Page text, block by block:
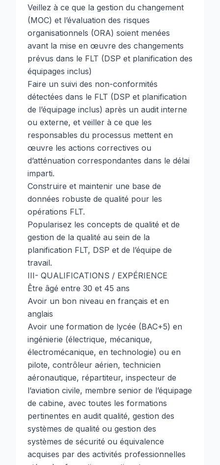
Veillez à ce que la gestion du changement
(MOC) et l’évaluation des risques
organisationnels (ORA) soient menées
avant la mise en œuvre des changements
prévus dans le FLT (DSP et planification des
équipages inclus)
Faire un suivi des non-conformités
détectées dans le FLT (DSP et planification
de l’équipage inclus) après un audit interne
ou externe, et veiller à ce que les
responsables du processus mettent en
œuvre les actions correctives ou
d’atténuation correspondantes dans le délai
imparti.
Construire et maintenir une base de
données robuste de qualité pour les
opérations FLT.
Popularisez les concepts de qualité et de
gestion de la qualité au sein de la
planification FLT, DSP et de l’équipe de
travail.
III- QUALIFICATIONS / EXPÉRIENCE
Être âgé entre 30 et 45 ans
Avoir un bon niveau en français et en
anglais
Avoir une formation de lycée (BAC+5) en
ingénierie (électrique, mécanique,
électromécanique, en technologie) ou en
pilote, contrôleur aérien, technicien
aéronautique, répartiteur, inspecteur de
l’aviation civile, membre senior de l’équipage
de cabine, avec toutes les formations
pertinentes en audit qualité, gestion des
systèmes de qualité ou gestion des
systèmes de sécurité ou équivalence
acquises par des activités professionnelles